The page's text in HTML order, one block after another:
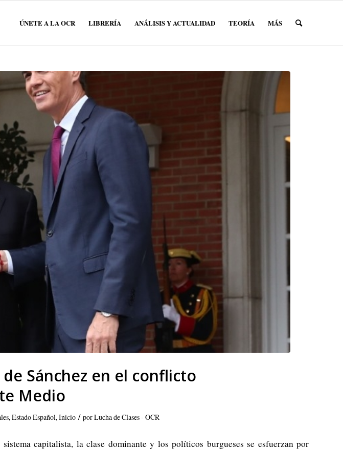
ÚNETE A LA OCR LIBRERÍA ANÁLISIS Y ACTUALIDAD TEORÍA MÁS
Sánchez en el conflicto
Medio
,Estado Español,Inicio / porLucha de Clases - OCR
capitalista, la clase dominante y los políticos burgueses se esfuerzan por